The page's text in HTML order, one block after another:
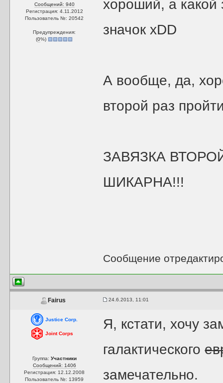
Сообщений: 940
Регистрация: 4.11.2012
Пользователь №: 20542
Предупреждения:
(0%)
хороший, а
значок xDD
А вообще, да,
второй раз
ЗАВЯЗКА
ШИКАРНА!!!
Сообщение
Fairus 24.6.2013, 11:01
Justice Corp.
Joint Corps
Группа: Участники
Сообщений: 1406
Регистрация: 12.12.2008
Пользователь №: 13959
Я, кстати, хочу
галактического
замечательно.